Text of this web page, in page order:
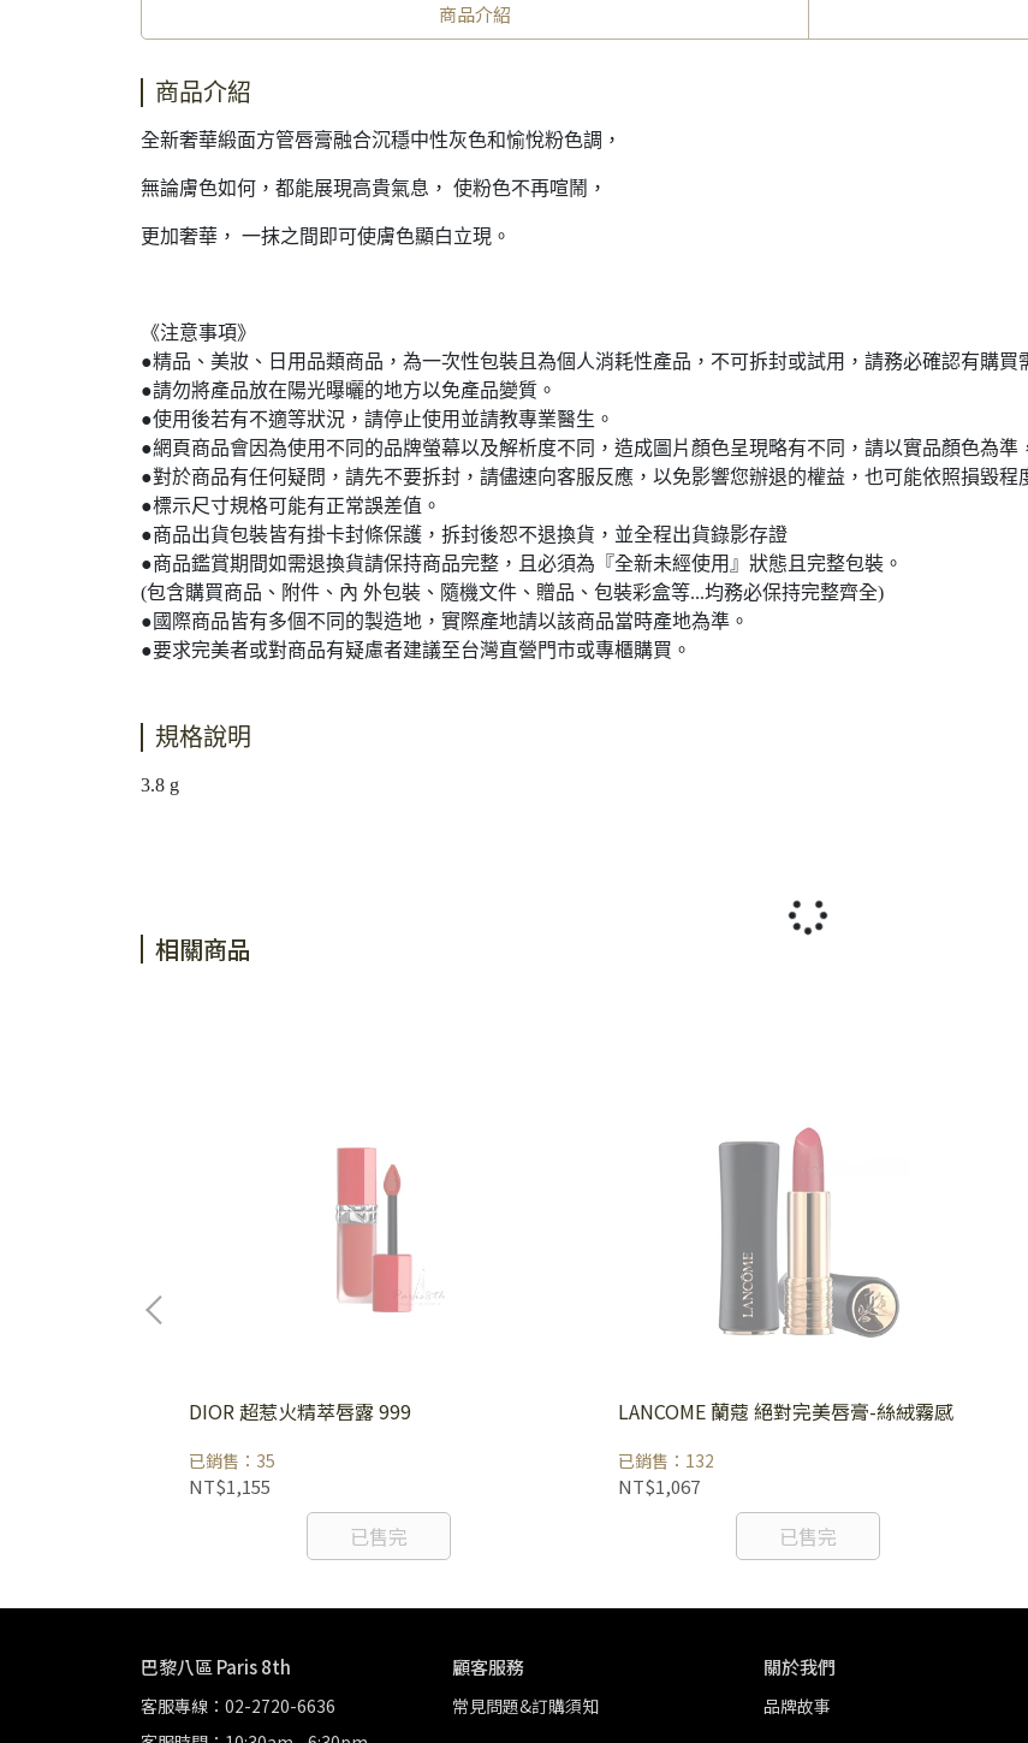
商品介紹
商品介紹
全新奢華緞面方管唇膏融合沉穩中性灰色和愉悅粉色調，
無論膚色如何，都能展現高貴氣息， 使粉色不再喧鬧，
更加奢華， 一抹之間即可使膚色顯白立現。
《注意事項》
●精品、美妝、日用品類商品，為一次性包裝且為個人消耗性產品，不可拆封或試用，請務必確認有購買
●請勿將產品放在陽光曝曬的地方以免產品變質。
●使用後若有不適等狀況，請停止使用並請教專業醫生。
●網頁商品會因為使用不同的品牌螢幕以及解析度不同，造成圖片顏色呈現略有不同，請以實品顏色為準
●對於商品有任何疑問，請先不要拆封，請儘速向客服反應，以免影響您辦退的權益，也可能依照損毀程
●標示尺寸規格可能有正常誤差值。
●商品出貨包裝皆有掛卡封條保護，拆封後恕不退換貨，並全程出貨錄影存證
●商品鑑賞期間如需退換貨請保持商品完整，且必須為『全新未經使用』狀態且完整包裝。
(包含購買商品、附件、內 外包裝、隨機文件、贈品、包裝彩盒等...均務必保持完整齊全)
●國際商品皆有多個不同的製造地，實際產地請以該商品當時產地為準。
●要求完美者或對商品有疑慮者建議至台灣直營門市或專櫃購買。
規格說明
3.8 g
相關商品
DIOR 超惹火精萃唇露 999
已銷售：35
NT$1,155
已售完
LANCOME 蘭蔻 絕對完美唇膏-絲絨霧感
已銷售：132
NT$1,067
已售完
巴黎八區 Paris 8th
客服專線：02-2720-6636
顧客服務
常見問題&訂購須知
關於我們
品牌故事